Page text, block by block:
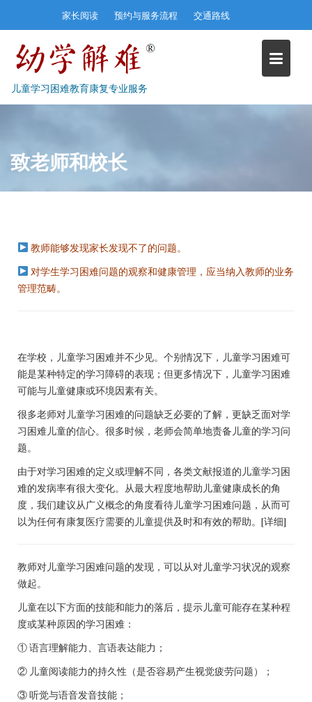
家长阅读 预约与服务流程 交通路线
儿童学习困难教育康复专业服务
致老师和校长
教师能够发现家长发现不了的问题。
对学生学习困难问题的观察和健康管理，应当纳入教师的业务
管理范畴。
在学校，儿童学习困难并不少见。个别情况下，儿童学习困难可
能是某种特定的学习障碍的表现；但更多情况下，儿童学习困难
可能与儿童健康或环境因素有关。
很多老师对儿童学习困难的问题缺乏必要的了解，更缺乏面对学
习困难儿童的信心。很多时候，老师会简单地责备儿童的学习问
题。
由于对学习困难的定义或理解不同，各类文献报道的儿童学习困
难的发病率有很大变化。从最大程度地帮助儿童健康成长的角
度，我们建议从广义概念的角度看待儿童学习困难问题，从而可
以为任何有康复医疗需要的儿童提供及时和有效的帮助。 [详细]
教师对儿童学习困难问题的发现，可以从对儿童学习状况的观察
做起。
儿童在以下方面的技能和能力的落后，提示儿童可能存在某种程
度或某种原因的学习困难：
① 语言理解能力、言语表达能力；
② 儿童阅读能力的持久性（是否容易产生视觉疲劳问题）；
③ 听觉与语音发音技能；